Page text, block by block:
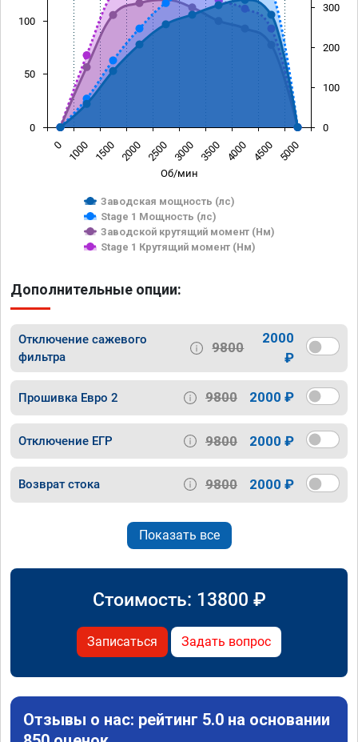
Об/мин
Заводская мощность (лс)
Stage 1 Мощность (лс)
Заводской крутящий момент (Нм)
Stage 1 Крутящий момент (Нм)
0 1000 1500 2000 2500 3000 3500 4000 4500 5000
0
50
100
0
100
200
300
Дополнительные опции:
Отключение сажевого
фильтра
9800
2000
₽
Прошивка Евро 2 9800 2000 ₽
Отключение ЕГР 9800 2000 ₽
Возврат стока 9800 2000 ₽
Показать все
Стоимость: 13800 ₽
Записаться Задать вопрос
Отзывы о нас: рейтинг 5.0 на основании